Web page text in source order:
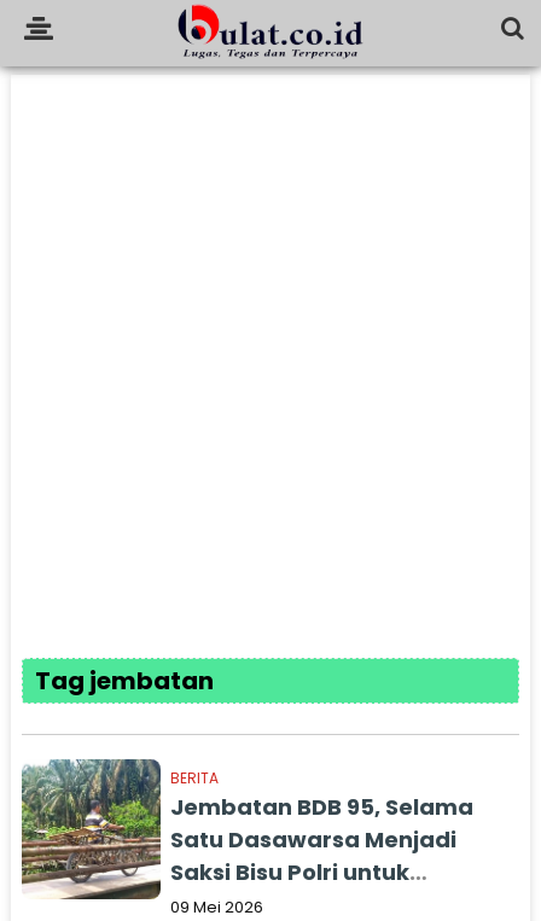
Tag jembatan
BERITA
Jembatan BDB 95, Selama
Satu Dasawarsa Menjadi
Saksi Bisu Polri untuk
Masyarakat
09 Mei 2026